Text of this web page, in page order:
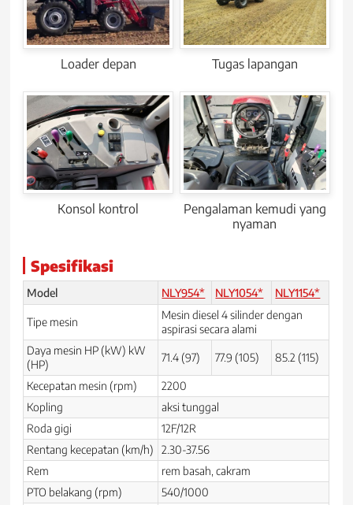
Loader depan Tugas lapangan
Konsol kontrol
Pengalaman kemudi yang
nyaman
Spesifikasi
Model NLY954* NLY1054* NLY1154*
Tipe mesin
Mesin diesel 4 silinder dengan
aspirasi secara alami
Daya mesin HP (kW) kW
(HP)
71.4 (97) 77.9 (105) 85.2 (115)
Kecepatan mesin (rpm)
2200
Kopling
aksi tunggal
Roda gigi
12F/12R
Rentang kecepatan (km/h)
2.30-37.56
Rem
rem basah, cakram
PTO belakang (rpm)
540/1000